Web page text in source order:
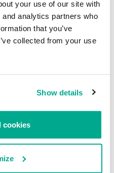
your use of our site with
analytics partners who
that you’ve
collected from your use
Show details
cookies
enviado porFacebook
similar), con el logotipo de la
al archivo llamado
enviado por un importante